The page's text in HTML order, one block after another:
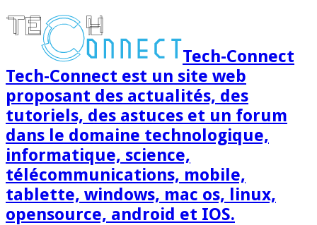
Tech-Connect
Tech-Connect est un site web
proposant des actualités, des
tutoriels, des astuces et un forum
dans le domaine technologique,
informatique, science,
télécommunications, mobile,
tablette, windows, mac os, linux,
opensource, android et IOS.